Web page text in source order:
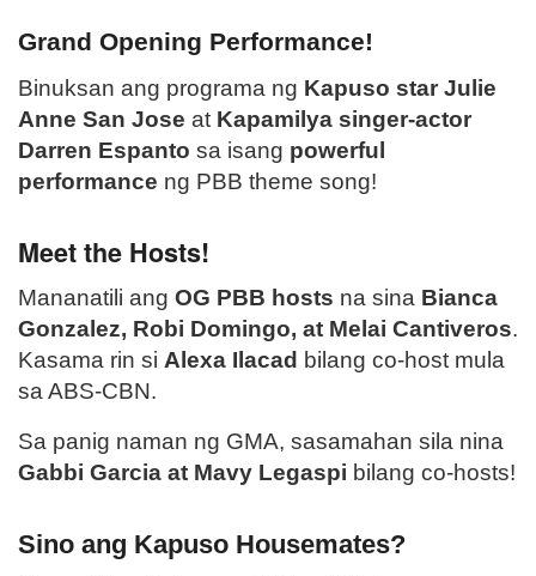
Grand Opening Performance!
Binuksan ang programa ng Kapuso star Julie
Anne San Jose at Kapamilya singer-actor
Darren Espanto sa isang powerful
performance ng PBB theme song!
Meet the Hosts!
Mananatili ang OG PBB hosts na sina Bianca
Gonzalez, Robi Domingo, at Melai Cantiveros.
Kasama rin si Alexa Ilacad bilang co-host mula
sa ABS-CBN.
Sa panig naman ng GMA, sasamahan sila nina
Gabbi Garcia at Mavy Legaspi bilang co-hosts!
Sino ang Kapuso Housemates?